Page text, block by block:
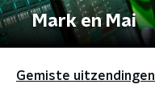
Mark en Mai
Gemiste uitzendingen